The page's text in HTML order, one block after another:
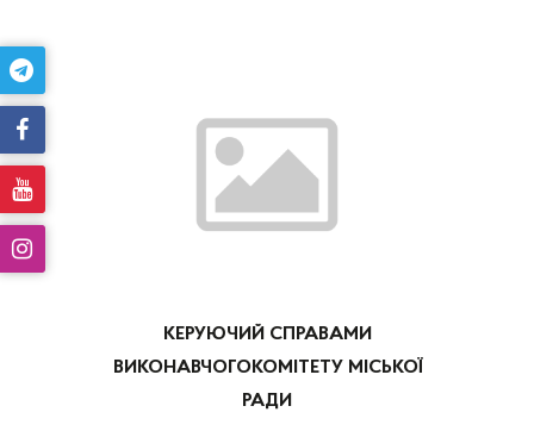
КЕРУЮЧИЙ СПРАВАМИ
ВИКОНАВЧОГОКОМІТЕТУ МІСЬКОЇ
РАДИ